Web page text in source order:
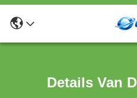
Details Van